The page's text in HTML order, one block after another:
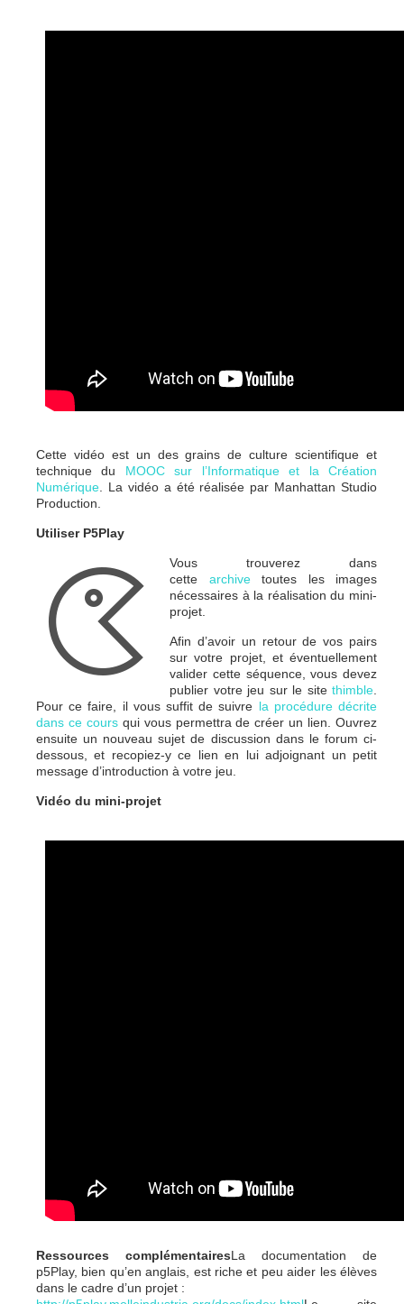
Cette vidéo est un des grains de culture scientifique et
technique du MOOC sur l’Informatique et la Création
Numérique . La vidéo a été réalisée par Manhattan Studio
Production.
Utiliser P5Play
Vous trouverez dans
cette archivetoutes les images
nécessaires à la réalisation du mini-
projet.
Afin d’avoir un retour de vos pairs
sur votre projet, et éventuellement
valider cette séquence, vous devez
publier votre jeu sur le site thimble
Pour ce faire, il vous suffit de suivre la procédure décrite
dans ce coursqui vous permettra de créer un lien. Ouvrez
ensuite un nouveau sujet de discussion dans le forum ci-
dessous, et recopiez-y ce lien en lui adjoignant un petit
message d’introduction à votre jeu.
Vidéo du mini-projet
Ressources complémentairesLa documentation de
p5Play, bien qu’en anglais, est riche et peu aider les élèves
dans le cadre d’un projet :